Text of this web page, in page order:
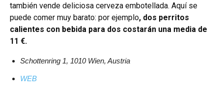
también vende deliciosa cerveza embotellada. Aquí se
puede comer muy barato: por ejemplo, dos perritos
calientes con bebida para dos costarán una media de
11 €.
Schottenring 1, 1010 Wien, Austria
WEB